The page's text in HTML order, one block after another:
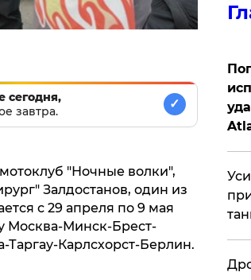
сегодня,
завтра.
✓
"Ночные волки",
Залдостанов, один из
с 29 апреля по 9 мая
Москва-Минск-Брест-
Карлсхорст-Берлин.